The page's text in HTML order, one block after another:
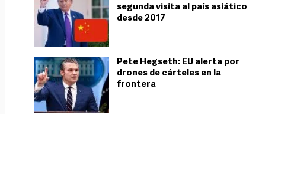
segunda visita al país asiático
desde 2017
Pete Hegseth: EU alerta por
drones de cárteles en la
frontera